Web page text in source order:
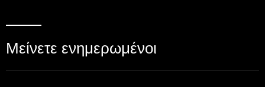
Μείνετε ενημερωμένοι